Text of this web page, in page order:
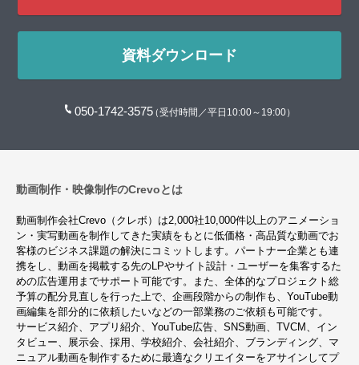
資料ダウンロード
050-1742-3575（受付時間／平日10:00～19:00）
動画制作・映像制作のCrevoとは
動画制作会社Crevo（クレボ）は2,000社10,000件以上のアニメーショ
ン・実写動画を制作してきた実績をもとに低価格・高品質な動画でお
客様のビジネス課題の解決にコミットします。パートナー企業とも連
携をし、動画を掲載する先のLPやサイト設計・ユーザーを集客するた
めの広告運用までサポート可能です。また、全体的なプロジェクト総
予算の配分見直しを行った上で、企画段階からの制作も、YouTube動
画編集を部分的に依頼したいなどの一部業務のご依頼も可能です。
サービス紹介、アプリ紹介、YouTube広告、SNS動画、TVCM、イン
タビュー、展示会、採用、学校紹介、会社紹介、ブランディング、マ
ニュアル動画を制作するために最適なクリエイターをアサインしてプ